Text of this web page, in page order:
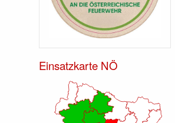
Einsatzkarte NÖ